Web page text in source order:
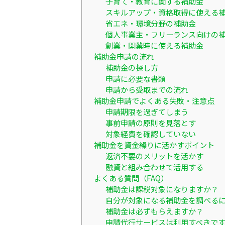
スキルアップ・資格取得に使える
省エネ・環境分野の補助金
個人事業主・フリーランス向けの
創業・開業時に使える補助金
補助金申請の流れ
補助金の探し方
申請に必要な書類
申請から受取までの流れ
補助金申請でよくある失敗・注意点
申請期限を過ぎてしまう
事前申請の原則を見落とす
対象経費を確認していない
補助金を資金繰りに活かすポイント
返済不要のメリットを活かす
融資と組み合わせて活用する
よくある質問（FAQ）
補助金は課税対象になりますか？
自分が対象になる補助金を調べる
補助金は必ずもらえますか？
申請代行サービスは利用すべきで